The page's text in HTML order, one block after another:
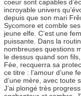
coeur sont capables
incroyable univers
depuis que son mari
Sycomore et comble
jeune elfe. C’est une
puissante. Dans la
nombreuses questions
le dessus quand son
Fée, recquerra sa
ce titre : l’amour d’une
d’une mère, avec toute
J’ai plongé très